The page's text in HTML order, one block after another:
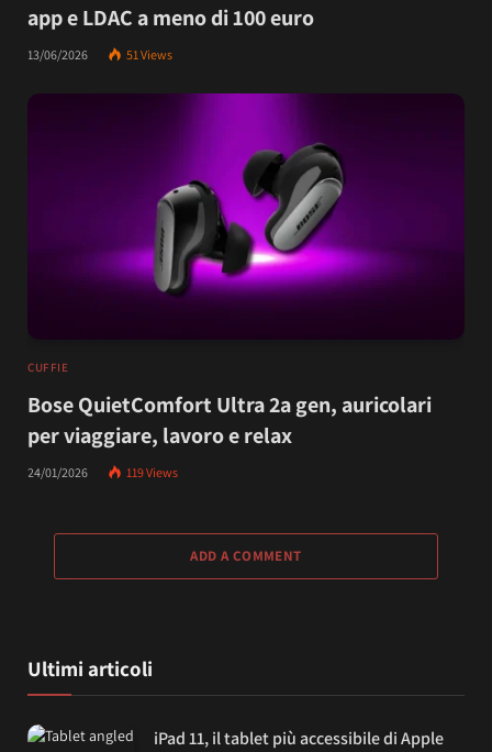
app e LDAC a meno di 100 euro
13/06/2026 51Views
CUFFIE
Bose QuietComfort Ultra 2a gen, auricolari
per viaggiare, lavoro e relax
24/01/2026 119Views
ADD A COMMENT
Ultimi articoli
iPad 11, il tablet più accessibile di Apple